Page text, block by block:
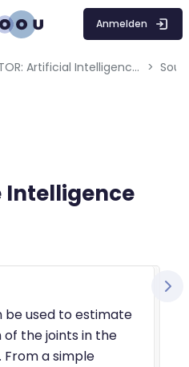
Anmelden
MUTOR: Artificial Intelligence for Music and Multimedia
Intelligence
be used to estimate
the joints in the
a simple